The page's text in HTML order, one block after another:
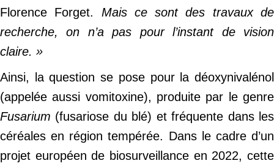
Florence Forget. Mais ce sont des travaux de
recherche, on n’a pas pour l’instant de vision
claire. »
Ainsi, la question se pose pour la déoxynivalénol
(appelée aussi vomitoxine), produite par le genre
Fusarium (fusariose du blé) et fréquente dans les
céréales en région tempérée. Dans le cadre d’un
projet européen de biosurveillance en 2022, cette